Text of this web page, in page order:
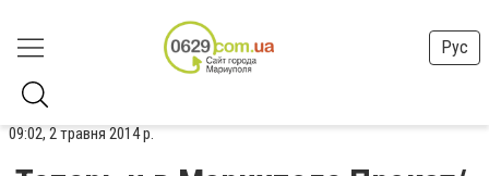
Рус
09:02, 2 травня 2014 р.